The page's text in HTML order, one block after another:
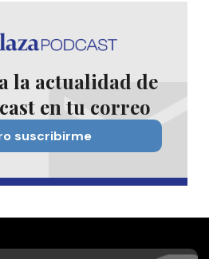
la actualidad de
en tu correo
suscribirme